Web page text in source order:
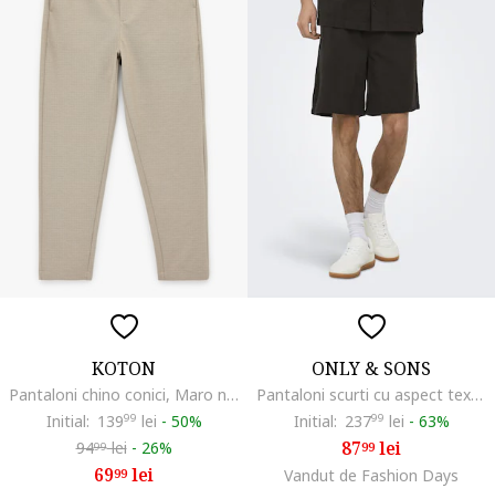
KOTON
Pantaloni chino conici, Maro nisip
Initial: 13999 lei - 50%
9499lei - 26%
6999lei
ONLY & SONS
Pantaloni scurti cu aspect texturat si snur, Maro inchis
Initial: 23799 lei - 63%
8799lei
Vandut de Fashion Days